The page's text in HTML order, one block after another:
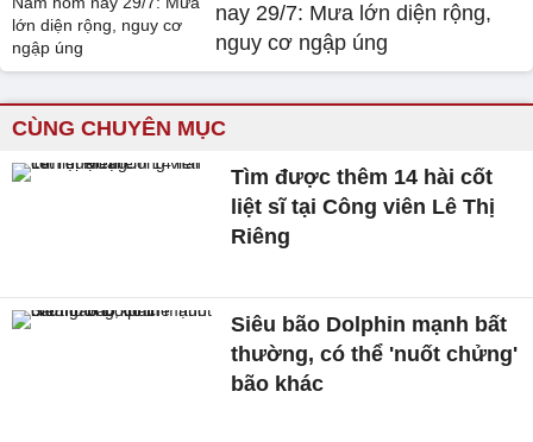
nay 29/7: Mưa lớn diện rộng,
nguy cơ ngập úng
CÙNG CHUYÊN MỤC
Tìm được thêm 14 hài cốt
liệt sĩ tại Công viên Lê Thị
Riêng
Siêu bão Dolphin mạnh bất
thường, có thể 'nuốt chửng'
bão khác